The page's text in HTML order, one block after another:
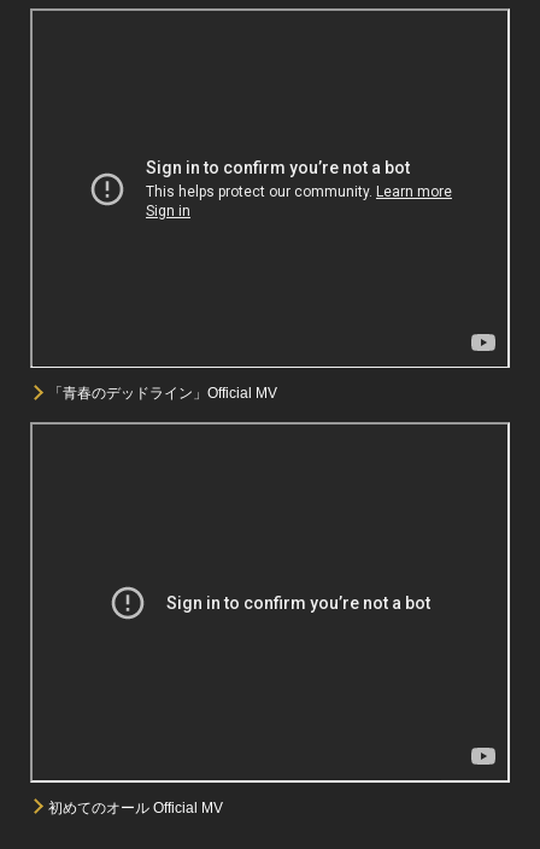
「青春のデッドライン」Official MV
初めてのオール Official MV